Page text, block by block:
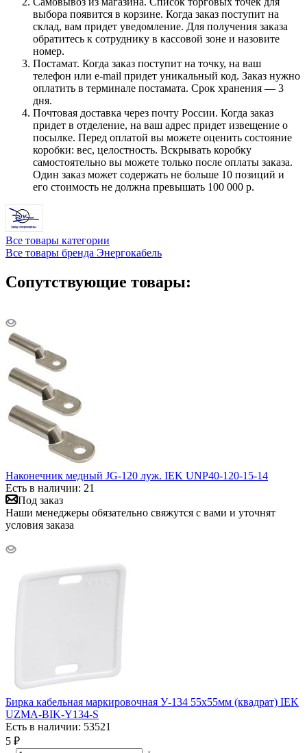
выбора появится в корзине. Когда заказ поступит на
склад, вам придет уведомление. Для получения заказа
обратитесь к сотруднику в кассовой зоне и назовите
номер.
Постамат. Когда заказ поступит на точку, на ваш
телефон или e-mail придет уникальный код. Заказ нужно
оплатить в терминале постамата. Срок хранения — 3
дня.
Почтовая доставка через почту России. Когда заказ
придет в отделение, на ваш адрес придет извещение о
посылке. Перед оплатой вы можете оценить состояние
коробки: вес, целостность. Вскрывать коробку
самостоятельно вы можете только после оплаты заказа.
Один заказ может содержать не больше 10 позиций и
его стоимость не должна превышать 100 000 р.
Все товары категории
Все товары бренда Энергокабель
Сопутствующие товары:
Наконечник медный JG-120 луж. IEK UNP40-120-15-14
Есть в наличии: 21
Под заказ
Наши менеджеры обязательно свяжутся с вами и уточнят
условия заказа
Бирка кабельная маркировочная У-134 55х55мм (квадрат) IEK
UZMA-BIK-Y134-S
Есть в наличии: 53521
5 ₽